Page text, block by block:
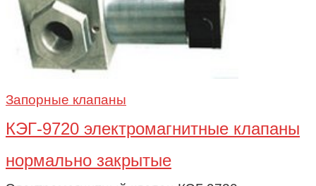
Запорные клапаны
КЭГ-9720 электромагнитные клапаны
нормально закрытые